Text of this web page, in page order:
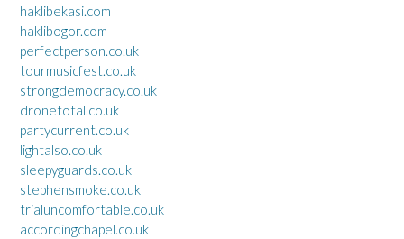
haklibekasi.com
haklibogor.com
perfectperson.co.uk
tourmusicfest.co.uk
strongdemocracy.co.uk
dronetotal.co.uk
partycurrent.co.uk
lightalso.co.uk
sleepyguards.co.uk
stephensmoke.co.uk
trialuncomfortable.co.uk
accordingchapel.co.uk